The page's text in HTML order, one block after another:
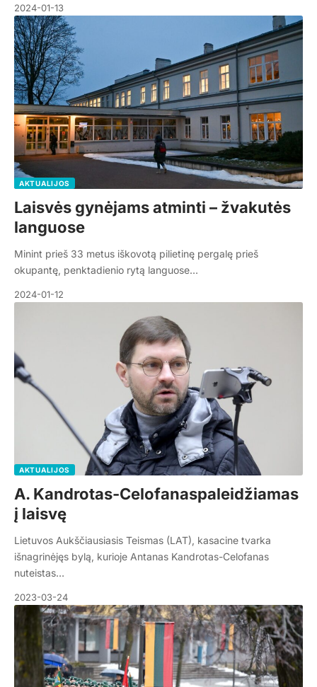
2024-01-13
AKTUALIJOS
Laisvės gynėjams atminti – žvakutės
languose
Minint prieš 33 metus iškovotą pilietinę pergalę prieš
okupantę, penktadienio rytą languose…
2024-01-12
AKTUALIJOS
A. Kandrotas-Celofanaspaleidžiamas
į laisvę
Lietuvos Aukščiausiasis Teismas (LAT), kasacine tvarka
išnagrinėjęs bylą, kurioje Antanas Kandrotas-Celofanas
nuteistas…
2023-03-24